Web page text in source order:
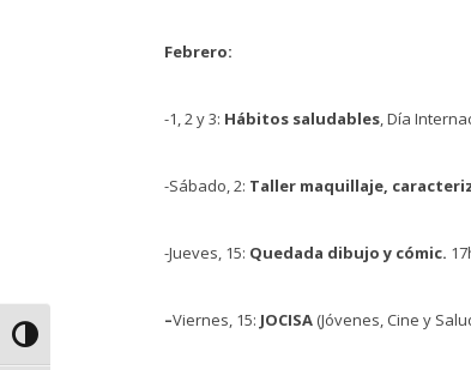
Alternar alto contraste
Febrero:
-1, 2 y 3: Hábitos saludables , Día
-Sábado, 2: Taller maquillaje,
-Jueves, 15: Quedada dibujo y cómic.
–Viernes, 15: JOCISA (Jóvenes, Cine y